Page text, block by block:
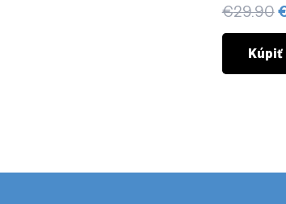
€29.90
Kúpiť